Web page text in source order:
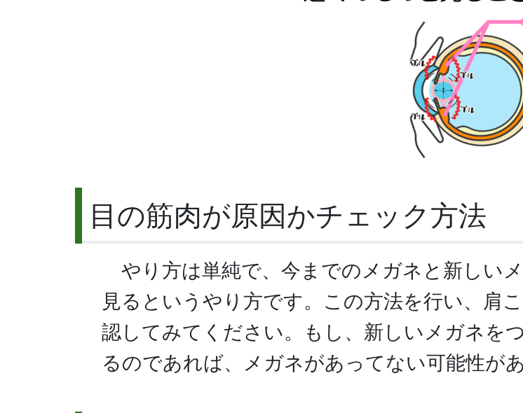
目の筋肉が原因かチェック方法
やり方は単純で、今までのメガネと新しい
見るというやり方です。この方法を行い、肩
認してみてください。もし、新しいメガネを
るのであれば、メガネがあってない可能性があ